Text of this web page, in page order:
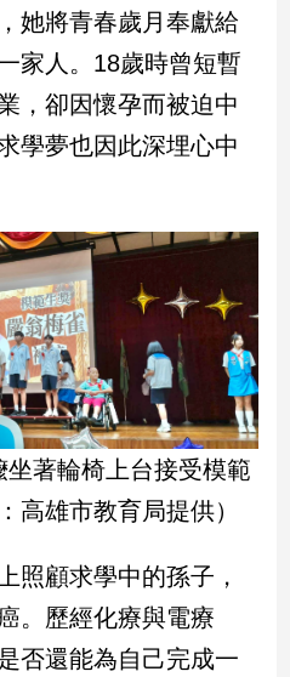
她將青春歲月奉獻給
家人。18歲時曾短暫
，卻因懷孕而被迫中
學夢也因此深埋心中
著輪椅上台接受模範
高雄市教育局提供）
照顧求學中的孫子，
。歷經化療與電療
否還能為自己完成一